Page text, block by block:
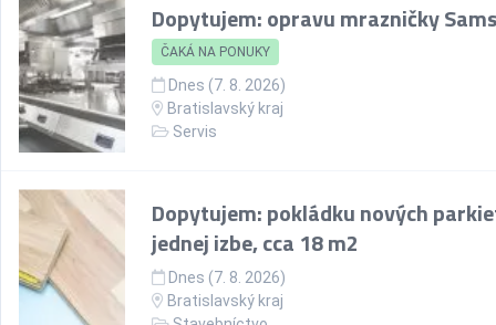
Dopytujem: opravu mrazničky
ČAKÁ NA PONUKY
Dnes (7. 8. 2026)
Bratislavský kraj
Servis
Dopytujem: pokládku nových
jednej izbe, cca 18 m2
Dnes (7. 8. 2026)
Bratislavský kraj